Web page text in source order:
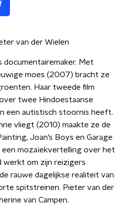
van der Wielen
documentairemaker. Met
moes (2007) bracht ze
Haar tweede film
twee Hindoestaanse
een autistisch stoornis heeft.
vliegt (2010) maakte ze de
Joan’s Boys en Garage
een mozaïekvertelling over het
werkt om zijn reizigers
rauwe dagelijkse realiteit van
spitstreinen. Pieter van der
van Campen.